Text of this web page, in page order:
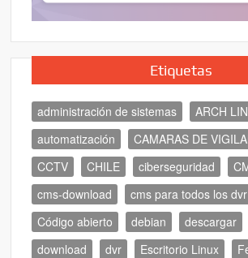
Etiquetas
administración de sistemas ARCH
automatización
CAMARAS DE
CCTV
CHILE ciberseguridad
cms-download
cms para todos los dvr
Código abierto
debian descargar
download
dvr Escritorio Linux